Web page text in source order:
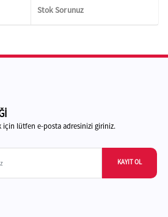
Stok Sorunuz
için lütfen e-posta adresinizi giriniz.
KAYIT OL